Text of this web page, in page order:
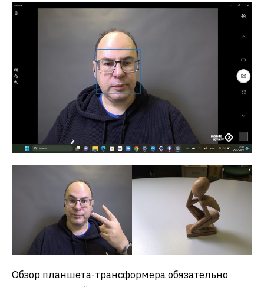
Обзор планшета-трансформера обязательно